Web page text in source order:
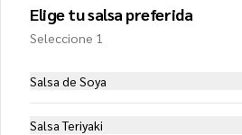
Conócenos
Zona de despacho
Términos y condiciones
Política de privacidad
Elige tu salsa preferida
Seleccione 1
Salsa de Soya
Salsa Teriyaki